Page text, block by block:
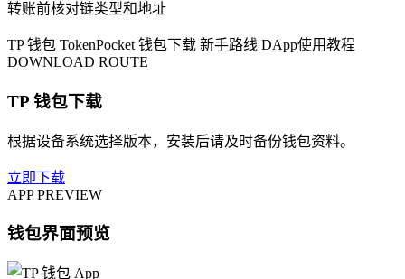
转账前核对链类型和地址
TP 钱包 TokenPocket 钱包下载 新手路线 DApp使用教程
DOWNLOAD ROUTE
TP 钱包下载
根据设备系统选择版本，安装后请及时备份钱包资料。
立即下载
APP PREVIEW
钱包界面预览